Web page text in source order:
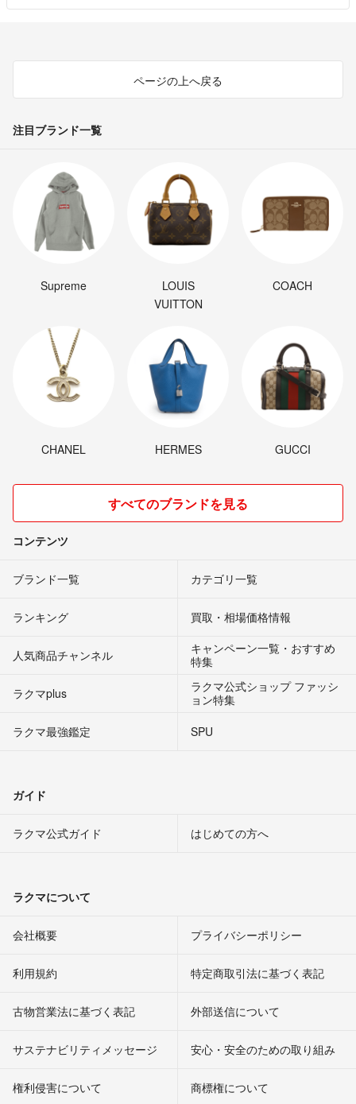
ページの上へ戻る
注目ブランド一覧
Supreme
LOUIS
VUITTON
COACH
CHANEL HERMES GUCCI
すべてのブランドを見る
コンテンツ
ブランド一覧 カテゴリ一覧
ランキング 買取・相場価格情報
人気商品チャンネル
キャンペーン一覧・おすすめ
特集
ラクマplus
ラクマ公式ショップ ファッシ
ョン特集
ラクマ最強鑑定
SPU
ガイド
ラクマ公式ガイド はじめての方へ
ラクマについて
会社概要 プライバシーポリシー
利用規約 特定商取引法に基づく表記
古物営業法に基づく表記 外部送信について
サステナビリティメッセージ 安心・安全のための取り組み
権利侵害について
商標権について